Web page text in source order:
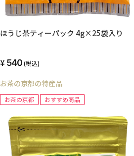
ほうじ茶ティーパック 4g×25袋入り
540(税込)
お茶の京都の特産品
お茶の京都 おすすめ商品